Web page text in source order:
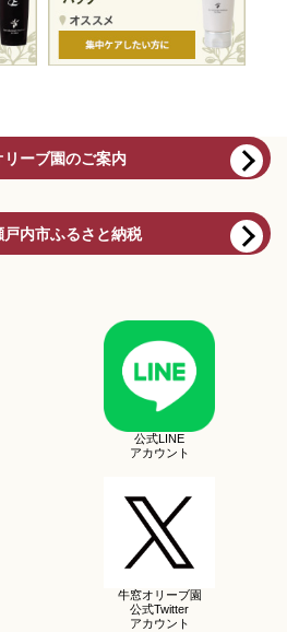
リーブ園のご案内
戸内市ふるさと納税
公式LINE
アカウント
牛窓オリーブ園
公式Twitter
アカウント